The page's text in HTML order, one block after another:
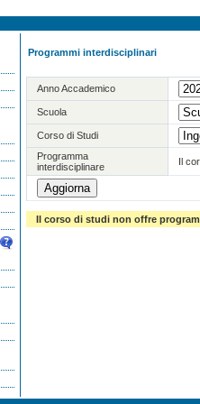
Programmi interdisciplinari
Anno Accademico
Scuola
Corso di Studi
Programma
interdisciplinare
Il
Il corso di studi non offre